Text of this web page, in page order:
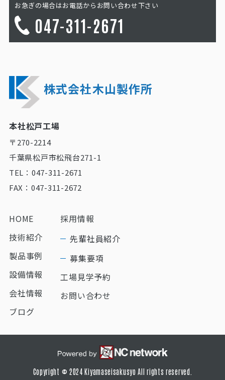
お急ぎの場合はお電話からお問い合わせ下さい
047-311-2671
株式会社木山製作所
本社松戸工場
〒270-2214
千葉県松戸市松飛台271-1
TEL：047-311-2671
FAX：047-311-2672
HOME
技術紹介
製品事例
設備情報
会社情報
ブログ
採用情報
先輩社員紹介
募集要項
工場見学予約
お問い合わせ
Copyright © 2024 Kiyamaseisakusyo All rights reserved.